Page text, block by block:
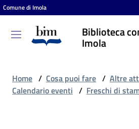
Vai al contenuto
Vai alla navigazione
Vai al footer
Comune di Imola
Biblioteca
Imola
Biblioteca
comunale
Home / Cosa puoi fare / Altre
Calendario eventi / Freschi di